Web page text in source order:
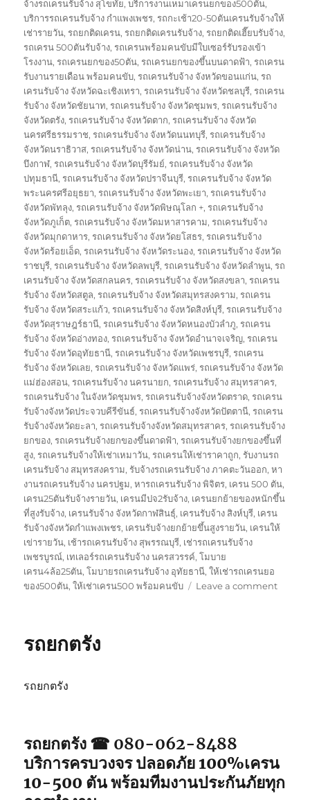
จ้างรถเครนรับจ้าง สุโขทัย,บริการงานเหมาเครนยกของ500ตัน,
บริการรถเครนรับจ้าง กำแพงเพชร,รถกะเช้า20-50ตันเครนรับจ้างให้
เช่ารายวัน,รถยกติดเครน,รถยกติดเครนรับจ้าง,รถยกติดเฮี๊ยบรับจ้าง,
รถเครน 500ตันรับจ้าง,รถเครนพร้อมคนขับมีใบเซอร์รับรองเข้า
โรงงาน,รถเครนยกของ50ตัน,รถเครนยกของขึ้นบนดาดฟ้า,รถเครน
รับงานรายเดือน พร้อมคนขับ,รถเครนรับจ้าง จังหวัดขอนแก่น,รถ
เครนรับจ้าง จังหวัดฉะเชิงเทรา,รถเครนรับจ้าง จังหวัดชลบุรี,รถเครน
รับจ้าง จังหวัดชัยนาท,รถเครนรับจ้าง จังหวัดชุมพร,รถเครนรับจ้าง
จังหวัดตรัง,รถเครนรับจ้าง จังหวัดตาก,รถเครนรับจ้าง จังหวัด
นครศรีธรรมราช,รถเครนรับจ้าง จังหวัดนนทบุรี,รถเครนรับจ้าง
จังหวัดนราธิวาส,รถเครนรับจ้าง จังหวัดน่าน,รถเครนรับจ้าง จังหวัด
บึงกาฬ,รถเครนรับจ้าง จังหวัดบุรีรัมย์,รถเครนรับจ้าง จังหวัด
ปทุมธานี,รถเครนรับจ้าง จังหวัดปราจีนบุรี,รถเครนรับจ้าง จังหวัด
พระนครศรีอยุธยา,รถเครนรับจ้าง จังหวัดพะเยา,รถเครนรับจ้าง
จังหวัดพัทลุง,รถเครนรับจ้าง จังหวัดพิษณุโลก +,รถเครนรับจ้าง
จังหวัดภูเก็ต,รถเครนรับจ้าง จังหวัดมหาสารคาม,รถเครนรับจ้าง
จังหวัดมุกดาหาร,รถเครนรับจ้าง จังหวัดยโสธร,รถเครนรับจ้าง
จังหวัดร้อยเอ็ด,รถเครนรับจ้าง จังหวัดระนอง,รถเครนรับจ้าง จังหวัด
ราชบุรี,รถเครนรับจ้าง จังหวัดลพบุรี,รถเครนรับจ้าง จังหวัดลำพูน,รถ
เครนรับจ้าง จังหวัดสกลนคร,รถเครนรับจ้าง จังหวัดสงขลา,รถเครน
รับจ้าง จังหวัดสตูล,รถเครนรับจ้าง จังหวัดสมุทรสงคราม,รถเครน
รับจ้าง จังหวัดสระแก้ว,รถเครนรับจ้าง จังหวัดสิงห์บุรี,รถเครนรับจ้าง
จังหวัดสุราษฎร์ธานี,รถเครนรับจ้าง จังหวัดหนองบัวลำภู,รถเครน
รับจ้าง จังหวัดอ่างทอง,รถเครนรับจ้าง จังหวัดอำนาจเจริญ,รถเครน
รับจ้าง จังหวัดอุทัยธานี,รถเครนรับจ้าง จังหวัดเพชรบุรี,รถเครน
รับจ้าง จังหวัดเลย,รถเครนรับจ้าง จังหวัดแพร่,รถเครนรับจ้าง จังหวัด
แม่ฮ่องสอน,รถเครนรับจ้าง นครนายก,รถเครนรับจ้าง สมุทรสาคร,
รถเครนรับจ้าง ในจังหวัดชุมพร,รถเครนรับจ้างจังหวัดตราด,รถเครน
รับจ้างจังหวัดประจวบคีรีขันธ์,รถเครนรับจ้างจังหวัดปัตตานี,รถเครน
รับจ้างจังหวัดยะลา,รถเครนรับจ้างจังหวัดสมุทรสาคร,รถเครนรับจ้าง
ยกของ,รถเครนรับจ้างยกของขึ้นดาดฟ้า,รถเครนรับจ้างยกของขึ้นที่
สูง,รถเครนรับจ้างให้เช่าเหมาวัน,รถเครนให้เช่าราคาถูก,รับงานรถ
เครนรับจ้าง สมุทรสงคราม,รับจ้างรถเครนรับจ้าง ภาคตะวันออก,หา
งานรถเครนรับจ้าง นครปฐม,หารถเครนรับจ้าง พิจิตร, เครน 500 ตัน,
เครน25ตันรับจ้างรายวัน, เครนมีปจ2รับจ้าง, เครนยกย้ายของหนักขึ้น
ที่สูงรับจ้าง, เครนรับจ้าง จังหวัดกาฬสินธุ์, เครนรับจ้าง สิงห์บุรี, เครน
รับจ้างจังหวัดกำแพงเพชร, เครนรับจ้างยกย้ายขึ้นสูงรายวัน, เครนให้
เข่ารายวัน, เช้ารถเครนรับจ้าง สุพรรณบุรี, เช่ารถเครนรับจ้าง
เพชรบูรณ์, เทเลอร์รถเครนรับจ้าง นครสวรรค์,โมบาย
เครน4ล้อ25ตัน,โมบายรถเครนรับจ้าง อุทัยธานี,ให้เช่ารถเครนยอ
ของ500ตัน,ให้เช่าเครน500 พร้อมคนขับ Leave a commenton
รถยกตรัง
รถยกตรัง
รถยกตรัง ☎ 080-062-8488
บริการครบวงจร ปลอดภัย 100%เครน
10-500 ตัน พร้อมทีมงานประกันภัยทุก